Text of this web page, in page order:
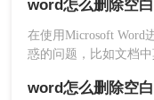
页。
word怎么删除空
在使用Microsoft Word
惑的问题，比如文档
费纸张。那么word怎
word怎么删除空